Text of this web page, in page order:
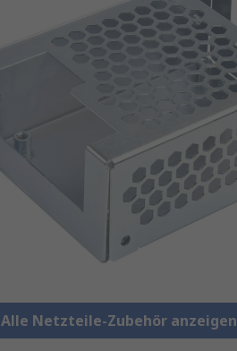
Alle Netzteile-Zubehör anzeigen